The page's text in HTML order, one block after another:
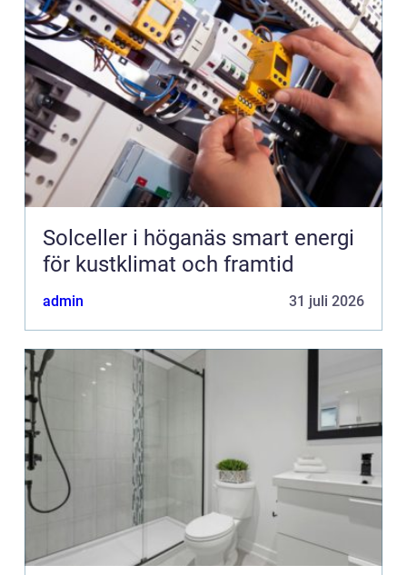
Solceller i höganäs smart energi
för kustklimat och framtid
admin 31 juli 2026